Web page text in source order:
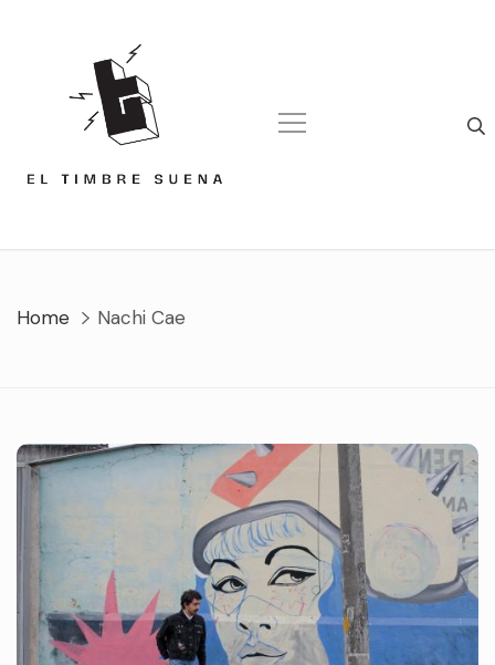
Home Nachi Cae